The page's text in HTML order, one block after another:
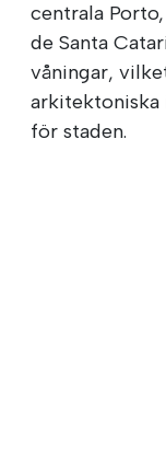
centrala
de Santa
våningar,
arkitektoniska
för staden.